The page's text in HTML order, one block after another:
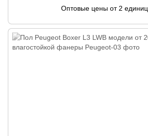
Оптовые ценыот 2 единиц